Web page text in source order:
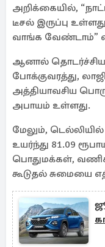
அறிக்கையில்,
டீசல் இருப்பு
வாங்க வேண்டாம்”
ஆனால்
போக்குவரத்து,
அத்தியாவசிய
அபாயம் உள்ளது.
மேலும், டெல்லியில்
உயர்ந்து 81.09
பொதுமக்கள்,
கூடுதல் சுமையை